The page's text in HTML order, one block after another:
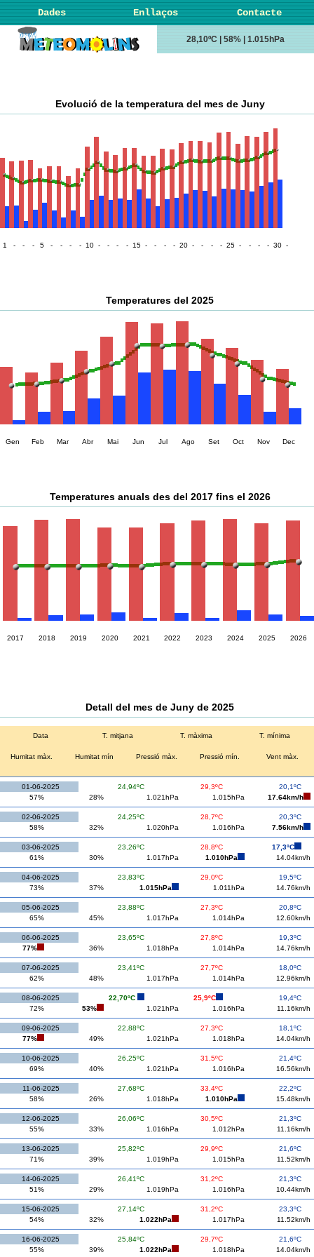
Dades Enllaços Contacte
28,10ºC | 58% | 1.015hPa
Evolució de la temperatura del mes de Juny
1 - - - 5 - - - - 10 - - - - 15 - - - - 20 - - - - 25 - - - - 30 -
Temperatures del 2025
Gen Feb Mar Abr Mai Jun Jul Ago Set Oct Nov Dec
Temperatures anuals des del 2017 fins el 2026
2017 2018 2019 2020 2021 2022 2023 2024 2025 2026
Detall del mes de Juny de 2025
Data T. mitjana T. màxima T. mínima
Humitat màx. Humitat mín Pressió màx. Pressió mín. Vent màx.
01-06-2025 24,94ºC 29,3ºC
20,1ºC
57%
28% 1.021hPa 1.015hPa 17.64km/h
02-06-2025 24,25ºC 28,7ºC
20,3ºC
58%
32% 1.020hPa 1.016hPa 7.56km/h
03-06-2025 23,26ºC 28,8ºC
17,3ºC
61%
30% 1.017hPa 1.010hPa 14.04km/h
04-06-2025 23,83ºC 29,0ºC
19,5ºC
73%
37% 1.015hPa 1.011hPa 14.76km/h
05-06-2025 23,88ºC 27,3ºC
20,8ºC
65%
45% 1.017hPa 1.014hPa 12.60km/h
06-06-2025 23,65ºC 27,8ºC
19,3ºC
77%
36% 1.018hPa 1.014hPa 14.76km/h
07-06-2025 23,41ºC 27,7ºC
18,0ºC
62%
48% 1.017hPa 1.014hPa 12.96km/h
08-06-2025 22,70ºC 25,9ºC
19,4ºC
72%
53% 1.021hPa 1.016hPa 11.16km/h
09-06-2025 22,88ºC 27,3ºC
18,1ºC
77%
49% 1.021hPa 1.018hPa 14.04km/h
10-06-2025 26,25ºC 31,5ºC
21,4ºC
69%
40% 1.021hPa 1.016hPa 16.56km/h
11-06-2025 27,68ºC 33,4ºC
22,2ºC
58%
26% 1.018hPa 1.010hPa 15.48km/h
12-06-2025 26,06ºC 30,5ºC
21,3ºC
55%
33% 1.016hPa 1.012hPa 11.16km/h
13-06-2025 25,82ºC 29,9ºC
21,6ºC
71%
39% 1.019hPa 1.015hPa 11.52km/h
14-06-2025 26,41ºC 31,2ºC
21,3ºC
51%
29% 1.019hPa 1.016hPa 10.44km/h
15-06-2025 27,14ºC 31,2ºC
23,3ºC
54%
32% 1.022hPa 1.017hPa 11.52km/h
16-06-2025 25,84ºC 29,7ºC
21,6ºC
55%
39% 1.022hPa 1.018hPa 14.04km/h